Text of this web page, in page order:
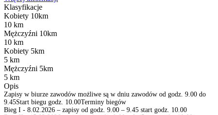
Klasyfikacje
Kobiety 10km
10 km
Mężczyźni 10km
10 km
Kobiety 5km
5 km
Mężczyźni 5km
5 km
Opis
Zapisy w biurze zawodów możliwe są w dniu zawodów od godz. 9.00 do
9.45Start biegu godz. 10.00Terminy biegów
Bieg I - 8.02.2026 – zapisy od godz. 9.00 – 9.45 start godz. 10.00